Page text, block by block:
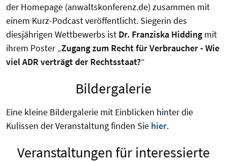
der Homepage (anwaltskonferenz.de) zusammen mit
einem Kurz-Podcast veröffentlicht. Siegerin des
diesjährigen Wettbewerbs ist Dr. Franziska Hidding mit
ihrem Poster „Zugang zum Recht für Verbraucher - Wie
viel ADR verträgt der Rechtsstaat?“
Bildergalerie
Eine kleine Bildergalerie mit Einblicken hinter die
Kulissen der Veranstaltung finden Sie hier.
Veranstaltungen für interessierte